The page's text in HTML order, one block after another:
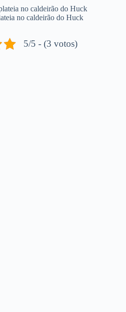
no caldeirão do Huck
5/5 - (3 votos)